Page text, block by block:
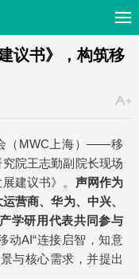
议书》，构筑移
（MWC上海）——移
院王志勤副院长现场
建议书》。 声网作为
营商、华为、中兴、
学研用代表共同参与
动AI“连接启智，知意
与核心需求，并提出